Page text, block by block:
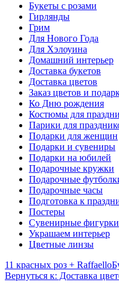
Букеты с розами
Гирлянды
Грим
Для Нового Года
Для Хэлоуина
Домашний интерьер
Доставка букетов
Доставка цветов
Заказ цветов и
Ко Дню рождения
Костюмы для
Парики для
Подарки для женщин
Подарки и сувениры
Подарки на юбилей
Подарочные кружки
Подарочные
Подарочные часы
Подготовка к
Постеры
Сувенирные фигурки
Украшаем интерьер
Цветные линзы
11 красных роз + Raffaello
Вернуться к: Доставка